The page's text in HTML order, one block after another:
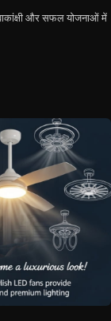
और सफल योजनाओं में